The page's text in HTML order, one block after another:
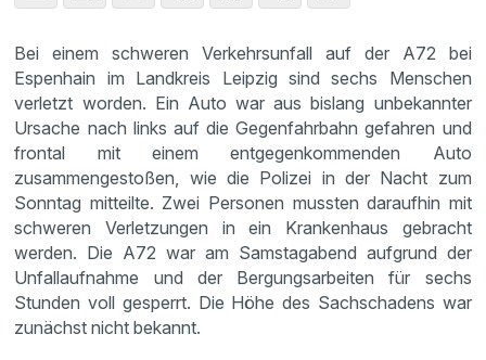
Bei einem schweren Verkehrsunfall auf der A72 bei
Espenhain im Landkreis Leipzig sind sechs Menschen
verletzt worden. Ein Auto war aus bislang unbekannter
Ursache nach links auf die Gegenfahrbahn gefahren und
frontal mit einem entgegenkommenden Auto
zusammengestoßen, wie die Polizei in der Nacht zum
Sonntag mitteilte. Zwei Personen mussten daraufhin mit
schweren Verletzungen in ein Krankenhaus gebracht
werden. Die A72 war am Samstagabend aufgrund der
Unfallaufnahme und der Bergungsarbeiten für sechs
Stunden voll gesperrt. Die Höhe des Sachschadens war
zunächst nicht bekannt.